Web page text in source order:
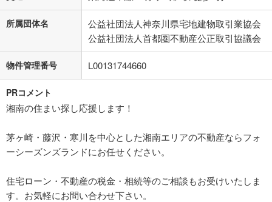
所属団体名
公益社団法人神奈川県宅地建物取引業協会
公益社団法人首都圏不動産公正取引協議会
物件管理番号 L00131744660
PRコメント
湘南の住まい探し応援します！
茅ヶ崎・藤沢・寒川を中心とした湘南エリアの不動産ならフォ
ーシーズンズランドにお任せください。
住宅ローン・不動産の税金・相続等のご相談もお受けいたしま
す。お気軽にお問い合わせ下さい。